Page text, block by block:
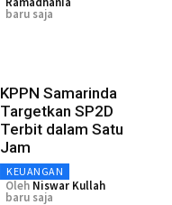
baru saja
KPPN Samarinda
Targetkan SP2D
Terbit dalam Satu
Jam
KEUANGAN
Oleh Niswar Kullah
baru saja